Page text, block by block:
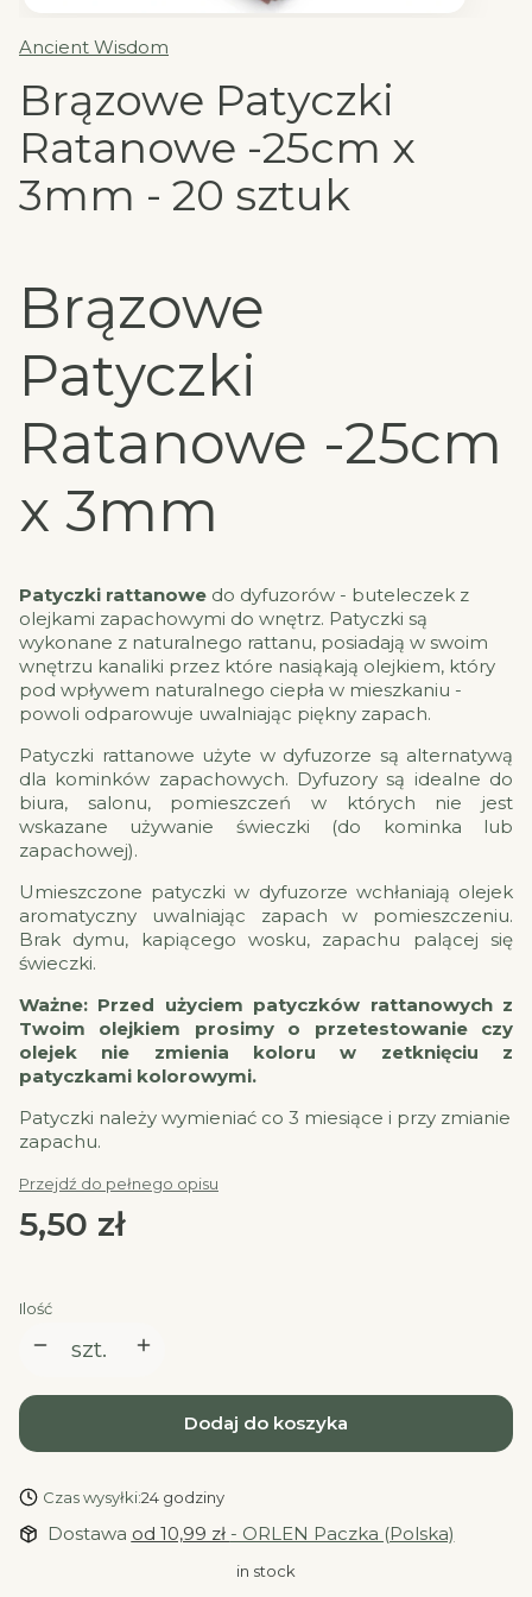
Ancient Wisdom
Brązowe Patyczki
Ratanowe -25cm x
3mm - 20 sztuk
Brązowe
Patyczki
Ratanowe -25cm
x 3mm
Patyczki rattanowe do dyfuzorów - buteleczek z
olejkami zapachowymi do wnętrz. Patyczki są
wykonane z naturalnego rattanu, posiadają w swoim
wnętrzu kanaliki przez które nasiąkają olejkiem, który
pod wpływem naturalnego ciepła w mieszkaniu -
powoli odparowuje uwalniając piękny zapach.
Patyczki rattanowe użyte w dyfuzorze są alternatywą
dla kominków zapachowych. Dyfuzory są idealne do
biura, salonu, pomieszczeń w których nie jest
wskazane używanie świeczki (do kominka lub
zapachowej).
Umieszczone patyczki w dyfuzorze wchłaniają olejek
aromatyczny uwalniając zapach w pomieszczeniu.
Brak dymu, kapiącego wosku, zapachu palącej się
świeczki.
Ważne: Przed użyciem patyczków rattanowych z
Twoim olejkiem prosimy o przetestowanie czy
olejek nie zmienia koloru w zetknięciu z
patyczkami kolorowymi.
Patyczki należy wymieniać co 3 miesiące i przy zmianie
zapachu.
Przejdź do pełnego opisu
Cena
5,50 zł
Ilość
szt.
Dodaj do koszyka
Czas wysyłki:24 godziny
Dostawa od 10,99 zł - ORLEN Paczka (Polska)
in stock